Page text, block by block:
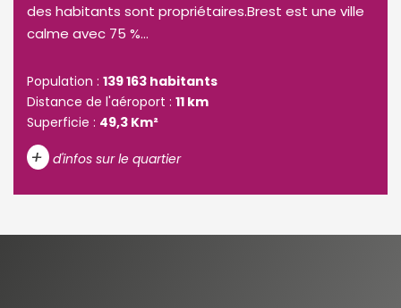
des habitants sont propriétaires.Brest est une ville
calme avec 75 %...
Population : 139 163 habitants
Distance de l'aéroport : 11 km
Superficie : 49,3 Km²
+ d'infos sur le quartier